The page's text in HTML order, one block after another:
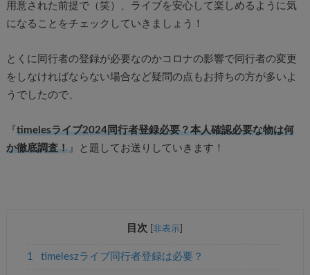
用意された前提で（笑）、ライブを安心して楽しめるように気
になることをチェックしていきましょう！
とくに同行者の登録が必要なのかコロナの影響で同行者の変更
をしなければならない場合など疑問の点もお持ちの方が多いよ
うでしたので、
『timelesライブ2024同行者登録必要？本人確認必要な物は何
か徹底調査！』と題してお送りしていきます！
目次 [非表示
1 timeleszライブ同行者登録は必要？